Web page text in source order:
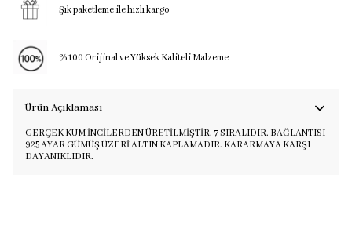
Şık paketleme ile hızlı kargo
%100 Orijinal ve Yüksek Kaliteli Malzeme
Ürün Açıklaması
GERÇEK KUM İNCİLERDEN ÜRETİLMİŞTİR. 7 SIRALIDIR. BAĞLANTISI
925 AYAR GÜMÜŞ ÜZERİ ALTIN KAPLAMADIR. KARARMAYA KARŞI
DAYANIKLIDIR.